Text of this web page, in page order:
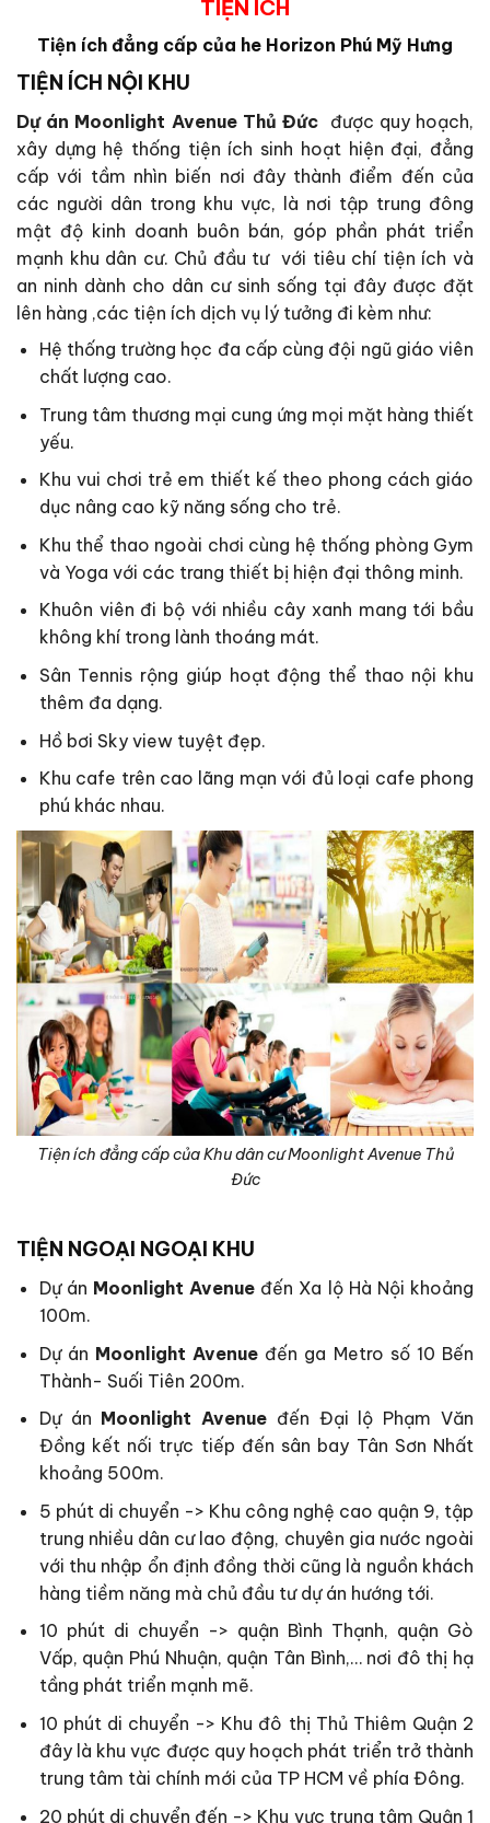
TIỆN ÍCH
Tiện ích đẳng cấp của he Horizon Phú Mỹ Hưng
TIỆN ÍCH NỘI KHU
Dự án Moonlight Avenue Thủ Đức được quy hoạch,
xây dựng hệ thống tiện ích sinh hoạt hiện đại, đẳng
cấp với tầm nhìn biến nơi đây thành điểm đến của
các người dân trong khu vực, là nơi tập trung đông
mật độ kinh doanh buôn bán, góp phần phát triển
mạnh khu dân cư. Chủ đầu tư với tiêu chí tiện ích và
an ninh dành cho dân cư sinh sống tại đây được đặt
lên hàng ,các tiện ích dịch vụ lý tưởng đi kèm như:
Hệ thống trường học đa cấp cùng đội ngũ giáo viên
chất lượng cao.
Trung tâm thương mại cung ứng mọi mặt hàng thiết
yếu.
Khu vui chơi trẻ em thiết kế theo phong cách giáo
dục nâng cao kỹ năng sống cho trẻ.
Khu thể thao ngoài chơi cùng hệ thống phòng Gym
và Yoga với các trang thiết bị hiện đại thông minh.
Khuôn viên đi bộ với nhiều cây xanh mang tới bầu
không khí trong lành thoáng mát.
Sân Tennis rộng giúp hoạt động thể thao nội khu
thêm đa dạng.
Hồ bơi Sky view tuyệt đẹp.
Khu cafe trên cao lãng mạn với đủ loại cafe phong
phú khác nhau.
Tiện ích đẳng cấp của Khu dân cư Moonlight Avenue Thủ
Đức
TIỆN NGOẠI NGOẠI KHU
Dự án Moonlight Avenue đến Xa lộ Hà Nội khoảng
100m.
Dự án Moonlight Avenue đến ga Metro số 10 Bến
Thành- Suối Tiên 200m.
Dự án Moonlight Avenue đến Đại lộ Phạm Văn
Đồng kết nối trực tiếp đến sân bay Tân Sơn Nhất
khoảng 500m.
5 phút di chuyển -> Khu công nghệ cao quận 9, tập
trung nhiều dân cư lao động, chuyên gia nước ngoài
với thu nhập ổn định đồng thời cũng là nguồn khách
hàng tiềm năng mà chủ đầu tư dự án hướng tới.
10 phút di chuyển -> quận Bình Thạnh, quận Gò
Vấp, quận Phú Nhuận, quận Tân Bình,… nơi đô thị hạ
tầng phát triển mạnh mẽ.
10 phút di chuyển -> Khu đô thị Thủ Thiêm Quận 2
đây là khu vực được quy hoạch phát triển trở thành
trung tâm tài chính mới của TP HCM về phía Đông.
20 phút di chuyển đến -> Khu vực trung tâm Quận 1